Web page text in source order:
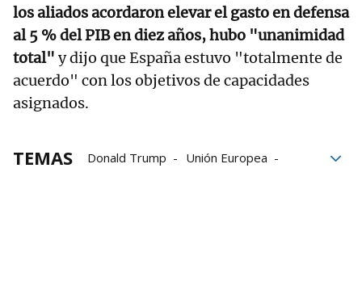
los aliados acordaron elevar el gasto en defensa
al 5 % del PIB en diez años, hubo "unanimidad
total" y dijo que España estuvo "totalmente de
acuerdo" con los objetivos de capacidades
asignados.
TEMAS Donald Trump
Unión Europea